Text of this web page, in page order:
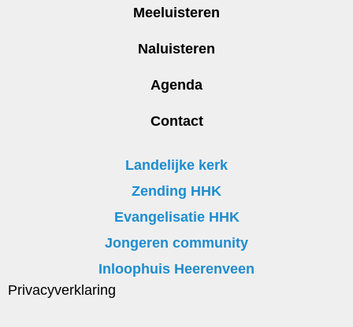
Meeluisteren
Naluisteren
Agenda
Contact
Landelijke kerk
Zending HHK
Evangelisatie HHK
Jongeren community
Inloophuis Heerenveen
Privacyverklaring